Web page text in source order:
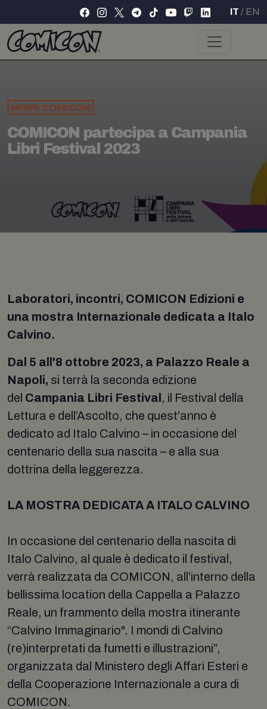
IT / EN
NEWS COMICON
COMICON partecipa a Campania
Libri Festival 2023
Laboratori, incontri, COMICON Edizioni e
una mostra Internazionale dedicata a Italo
Calvino.
Dal 5 all'8 ottobre 2023, a Palazzo Reale a
Napoli, si terrà la seconda edizione
del Campania Libri Festival , il Festival della
Lettura e dell’Ascolto, che quest’anno è
dedicato ad Italo Calvino – in occasione del
centenario della sua nascita – e alla sua
dottrina della leggerezza.
LA MOSTRA DEDICATA A ITALO CALVINO
In occasione del centenario della nascita di
Italo Calvino, al quale è dedicato il festival,
verrà realizzata da COMICON, all’interno della
bellissima location della Cappella a Palazzo
Reale, un frammento della mostra itinerante
“Calvino Immaginario". I mondi di Calvino
(re)interpretati da fumetti e illustrazioni”,
organizzata dal Ministero degli Affari Esteri e
della Cooperazione Internazionale a cura di
COMICON.